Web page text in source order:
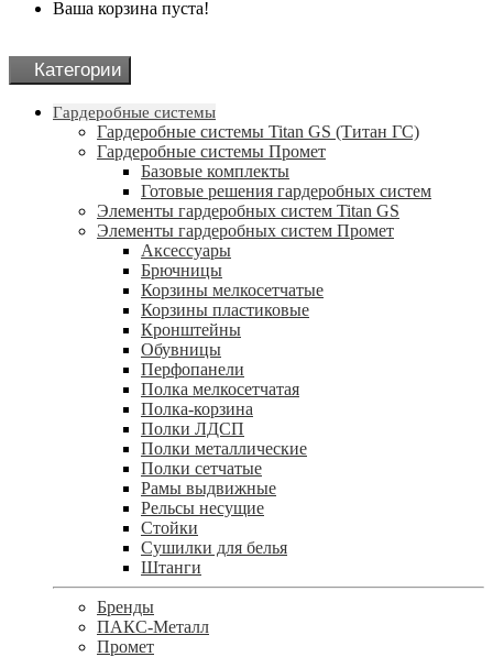
Ваша корзина пуста!
Категории
Гардеробные системы
Гардеробные системы Titan GS (Титан ГС)
Гардеробные системы Промет
Базовые комплекты
Готовые решения гардеробных систем
Элементы гардеробных систем Titan GS
Элементы гардеробных систем Промет
Аксессуары
Брючницы
Корзины мелкосетчатые
Корзины пластиковые
Кронштейны
Обувницы
Перфопанели
Полка мелкосетчатая
Полка-корзина
Полки ЛДСП
Полки металлические
Полки сетчатые
Рамы выдвижные
Рельсы несущие
Стойки
Сушилки для белья
Штанги
Бренды
ПАКС-Металл
Промет